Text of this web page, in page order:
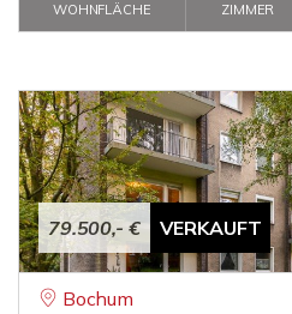
WOHNFLÄCHE
ZIMMER
79.500,- € VERKAUFT
Bochum